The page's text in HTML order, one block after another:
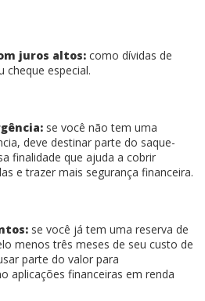
juros altos: como dívidas de
cheque especial.
se você não tem uma
deve destinar parte do saque-
finalidade que ajuda a cobrir
e trazer mais segurança financeira.
se você já tem uma reserva de
menos três meses de seu custo de
parte do valor para
aplicações financeiras em renda